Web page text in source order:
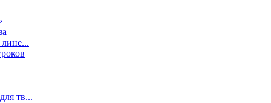
тв...